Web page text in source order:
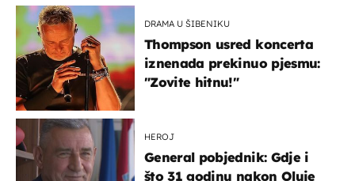
DRAMA U ŠIBENIKU
Thompson usred koncerta
iznenada prekinuo pjesmu:
"Zovite hitnu!"
HEROJ
General pobjednik: Gdje i
što 31 godinu nakon Oluje